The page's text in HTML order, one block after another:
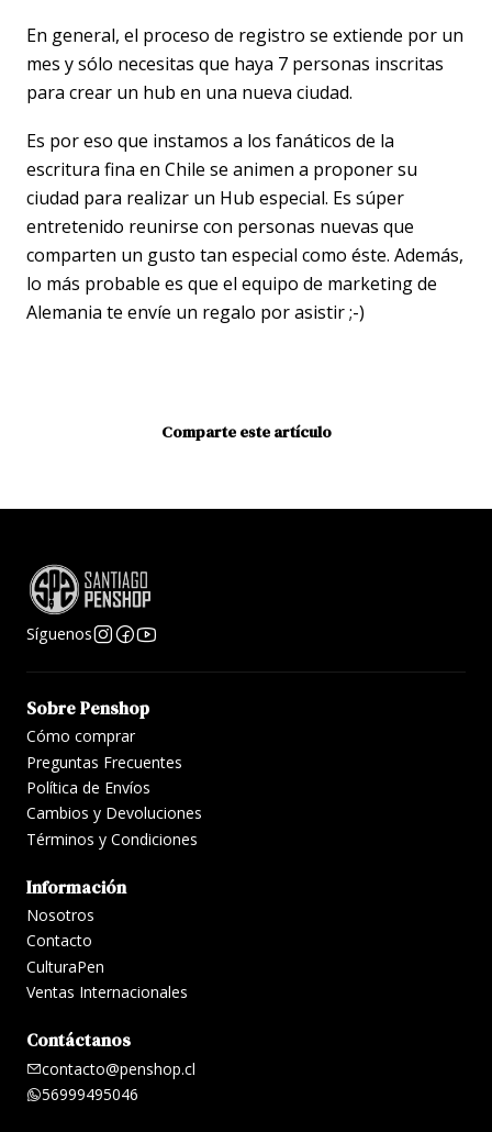
En general, el proceso de registro se extiende por un
mes y sólo necesitas que haya 7 personas inscritas
para crear un hub en una nueva ciudad.
Es por eso que instamos a los fanáticos de la
escritura fina en Chile se animen a proponer su
ciudad para realizar un Hub especial. Es súper
entretenido reunirse con personas nuevas que
comparten un gusto tan especial como éste. Además,
lo más probable es que el equipo de marketing de
Alemania te envíe un regalo por asistir ;-)
Comparte este artículo
Síguenos
Sobre Penshop
Cómo comprar
Preguntas Frecuentes
Política de Envíos
Cambios y Devoluciones
Términos y Condiciones
Información
Nosotros
Contacto
CulturaPen
Ventas Internacionales
Contáctanos
contacto@penshop.cl
56999495046